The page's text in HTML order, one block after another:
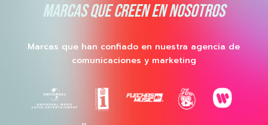
MARCAS QUE CREEN EN NOSOTROS
Marcas que han confiado en nuestra agencia de
comunicaciones y marketing